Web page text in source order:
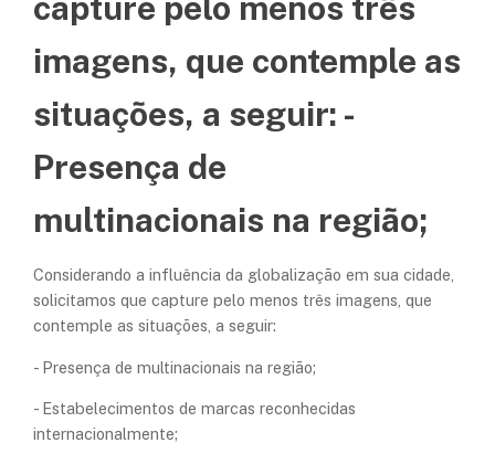
imagens, que contemple as
situações, a seguir: -
Presença de
multinacionais na região;
Considerando a influência da globalização em sua cidade,
solicitamos que capture pelo menos três imagens, que
contemple as situações, a seguir:
- Presença de multinacionais na região;
- Estabelecimentos de marcas reconhecidas
internacionalmente;